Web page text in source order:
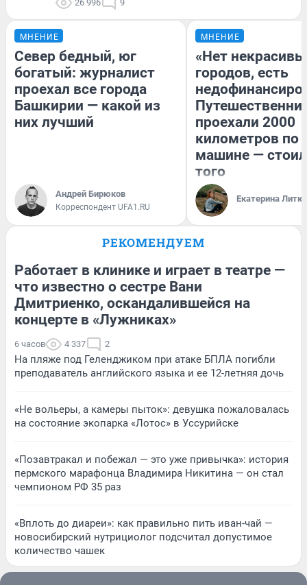
26 996 9
МНЕНИЕ
Север бедный, юг
богатый: журналист
проехал все города
Башкирии — какой из
них лучший
Андрей Бирюков
Корреспондент UFA1.RU
МНЕНИЕ
«Нет
городов, есть
проехали 2000
километров по
машине —
того
Екатерина
РЕКОМЕНДУЕМ
Работает в клинике и играет в театре —
что известно о сестре Вани
Дмитриенко, оскандалившейся на
концерте в «Лужниках»
6 часов 4 337 2
На пляже под Геленджиком при атаке БПЛА погибли
преподаватель английского языка и ее 12-летняя дочь
«Не вольеры, а камеры пыток»: девушка пожаловалась
на состояние экопарка «Лотос» в Уссурийске
«Позавтракал и побежал — это уже привычка»: история
пермского марафонца Владимира Никитина — он стал
чемпионом РФ 35 раз
«Вплоть до диареи»: как правильно пить иван-чай —
новосибирский нутрициолог подсчитал допустимое
количество чашек